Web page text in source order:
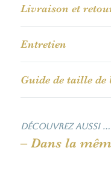
Livraison et
Entretien
Guide de taille de
Découvrez aussi …
– Dans la